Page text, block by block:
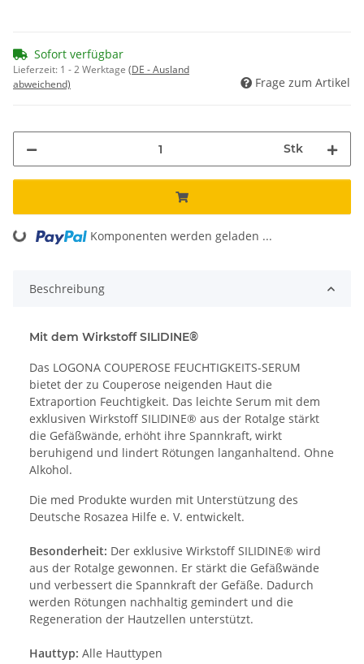
Sofort verfügbar
Lieferzeit: 1 - 2 Werktage (DE - Ausland
abweichend)
Frage zum Artikel
Stk
Loading... Komponenten werden geladen ...
Beschreibung
Mit dem Wirkstoff SILIDINE®
Das LOGONA COUPEROSE FEUCHTIGKEITS-SERUM
bietet der zu Couperose neigenden Haut die
Extraportion Feuchtigkeit. Das leichte Serum mit dem
exklusiven Wirkstoff SILIDINE® aus der Rotalge stärkt
die Gefäßwände, erhöht ihre Spannkraft, wirkt
beruhigend und lindert Rötungen langanhaltend. Ohne
Alkohol.
Die med Produkte wurden mit Unterstützung des
Deutsche Rosazea Hilfe e. V. entwickelt.
Besonderheit: Der exklusive Wirkstoff SILIDINE® wird
aus der Rotalge gewonnen. Er stärkt die Gefäßwände
und verbessert die Spannkraft der Gefäße. Dadurch
werden Rötungen nachhaltig gemindert und die
Regeneration der Hautzellen unterstützt.
Hauttyp: Alle Hauttypen